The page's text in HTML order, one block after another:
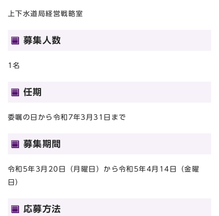
上下水道局経営戦略室
募集人数
1名
任期
委嘱の日から令和7年3月31日まで
募集期間
令和5年3月20日（月曜日）から令和5年4月14日（金曜
日）
応募方法